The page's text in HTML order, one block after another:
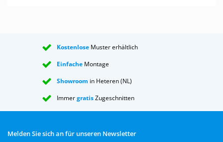
Kostenlose Muster erhältlich
Einfache Montage
Showroom in Heteren (NL)
ImmergratisZugeschnitten
Melden Sie sich an für unseren Newsletter